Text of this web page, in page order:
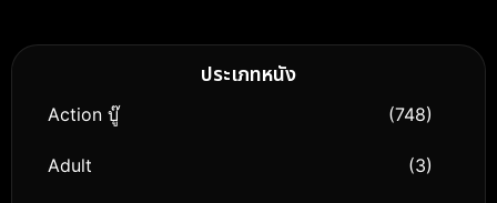
ประเภทหนัง
Action บู๊ (748)
Adult (3)